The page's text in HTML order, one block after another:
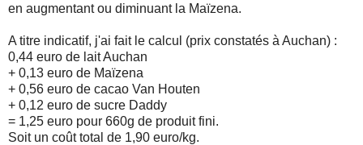
en augmentant ou diminuant la Maïzena.
A titre indicatif, j'ai fait le calcul (prix constatés à Auchan) :
0,44 euro de lait Auchan
+ 0,13 euro de Maïzena
+ 0,56 euro de cacao Van Houten
+ 0,12 euro de sucre Daddy
= 1,25 euro pour 660g de produit fini.
Soit un coût total de 1,90 euro/kg.